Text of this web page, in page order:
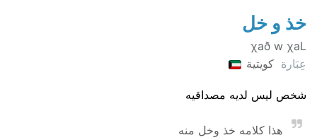
خذ و خل
χa‎ð w χaL
عِبَارة كويتية
شخص ليس لديه مصداقيه
هذا كلامه خذ وخل منه